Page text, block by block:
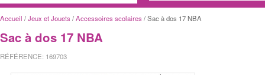
Accueil /Jeux et Jouets /Accessoires scolaires / Sac à dos 17 NBA
Sac à dos 17 NBA
RÉFÉRENCE: 169703